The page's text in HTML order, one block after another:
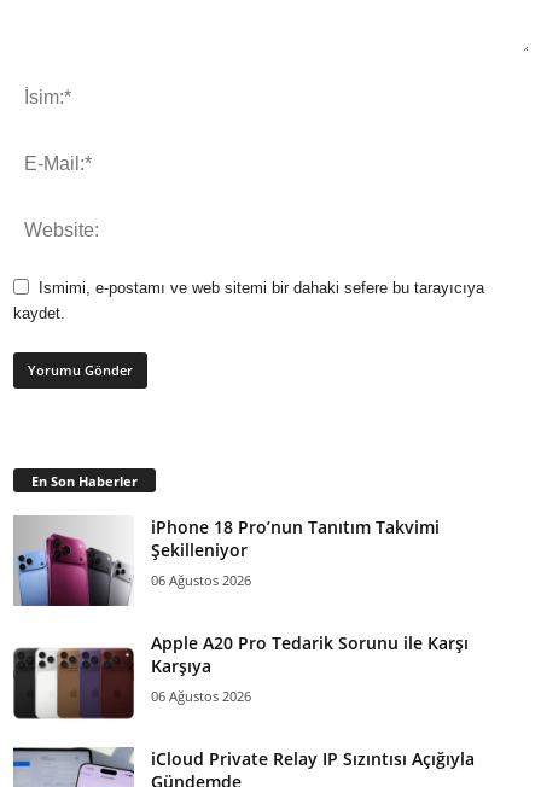
Ismimi, e-postamı ve web sitemi bir dahaki sefere bu tarayıcıya
kaydet.
En Son Haberler
iPhone 18 Pro’nun Tanıtım Takvimi
Şekilleniyor
06 Ağustos 2026
Apple A20 Pro Tedarik Sorunu ile Karşı
Karşıya
06 Ağustos 2026
iCloud Private Relay IP Sızıntısı Açığıyla
Gündemde